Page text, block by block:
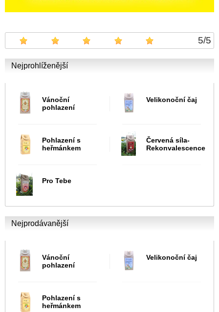
5/5
Nejprohlíženější
Vánoční
pohlazení
Velikonoční čaj
Pohlazení s
heřmánkem
Červená síla-
Rekonvalescence
Pro Tebe
Nejprodávanější
Vánoční
pohlazení
Velikonoční čaj
Pohlazení s
heřmánkem